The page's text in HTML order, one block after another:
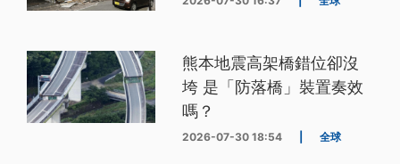
熊本地震高架橋錯位卻沒
垮 是「防落橋」裝置奏效
嗎？
2026-07-30 18:54 全球